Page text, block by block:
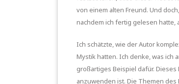
von einem alten Freund. Und
nachdem ich fertig gelesen hatte,
Ich schätzte, wie der Autor
Mystik hatten. Ich denke, was ich
großartiges Beispiel dafür.
anzuwenden ist. Die Themen